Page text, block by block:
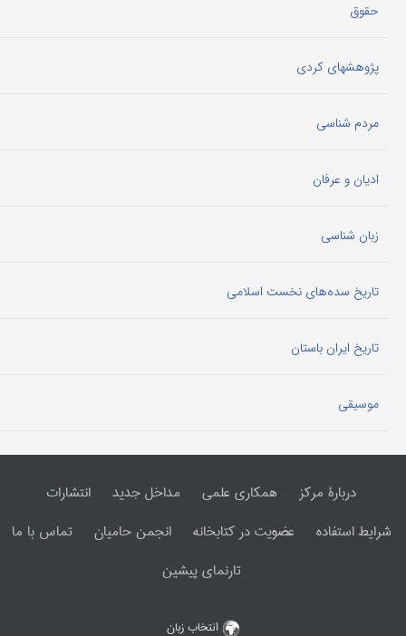
حقوق
پژوهشهای کردی
مردم شناسی
ادیان و عرفان
زبان شناسی
تاریخ سده‌های نخست اسلامی
تاریخ ایران باستان
موسیقی
دربارۀ مرکز همکاری علمی مداخل جدید
انتشارات
شرایط استفاده
عضویت در کتابخانه انجمن حامیان
تماس با ما
تارنمای پیشین
انتخاب زبان